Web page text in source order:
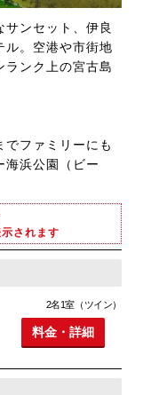
ンセット、伊良
ル。空港や市街地
ランク上の宮古島
でファミリーにも
海浜公園（ビー
されます
2名1室（ツイン）
料金・詳細